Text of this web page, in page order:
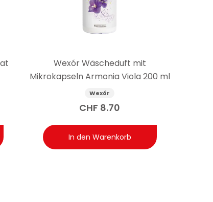
Die tatsächliche Anzahl kann
Wexór Wäscheduft mit
Mikrokapseln Armonia Viola 200 ml
Wexór
CHF 8.70
In den Warenkorb